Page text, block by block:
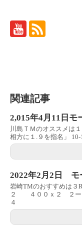
関連記事
2,015年4月11日モ
川島ＴＭのオスス
相方に１.９を指名」
2022年2月2日 モ
岩崎TMのおすすめは
２ ４００ｘ２
４